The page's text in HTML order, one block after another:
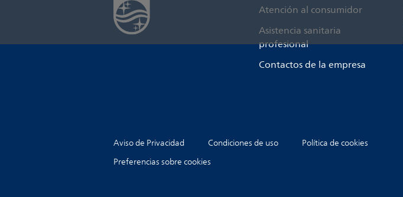
Atención al consumidor
Asistencia sanitaria
profesional
Contactos de la empresa
Aviso de Privacidad Condiciones de uso
Política de cookies
Preferencias sobre cookies